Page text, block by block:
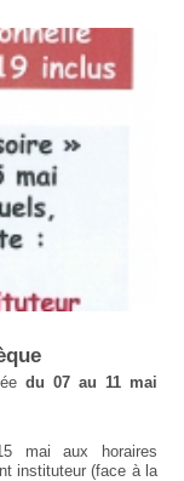
du 07 au 11 mai
mai aux horaires
instituteur (face à la